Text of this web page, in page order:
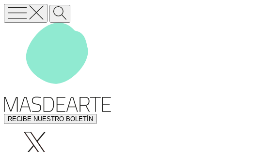
RECIBE NUESTRO BOLETÍN